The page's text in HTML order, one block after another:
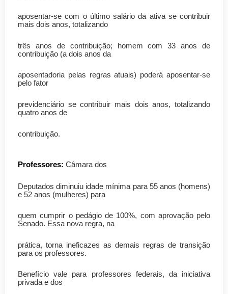
aposentar-se com o último salário da ativa se contribuir
mais dois anos, totalizando
três anos de contribuição; homem com 33 anos de
contribuição (a dois anos da
aposentadoria pelas regras atuais) poderá aposentar-se
pelo fator
previdenciário se contribuir mais dois anos, totalizando
quatro anos de
contribuição.
Professores: Câmara dos
Deputados diminuiu idade mínima para 55 anos (homens)
e 52 anos (mulheres) para
quem cumprir o pedágio de 100%, com aprovação pelo
Senado. Essa nova regra, na
prática, torna ineficazes as demais regras de transição
para os professores.
Benefício vale para professores federais, da iniciativa
privada e dos